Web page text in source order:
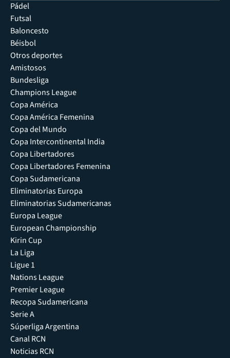
Pádel
Futsal
Baloncesto
Béisbol
Otros deportes
Amistosos
Bundesliga
Champions League
Copa América
Copa América Femenina
Copa del Mundo
Copa Intercontinental India
Copa Libertadores
Copa Libertadores Femenina
Copa Sudamericana
Eliminatorias Europa
Eliminatorias Sudamericanas
Europa League
European Championship
Kirin Cup
La Liga
Ligue 1
Nations League
Premier League
Recopa Sudamericana
Serie A
Súperliga Argentina
Canal RCN
Noticias RCN